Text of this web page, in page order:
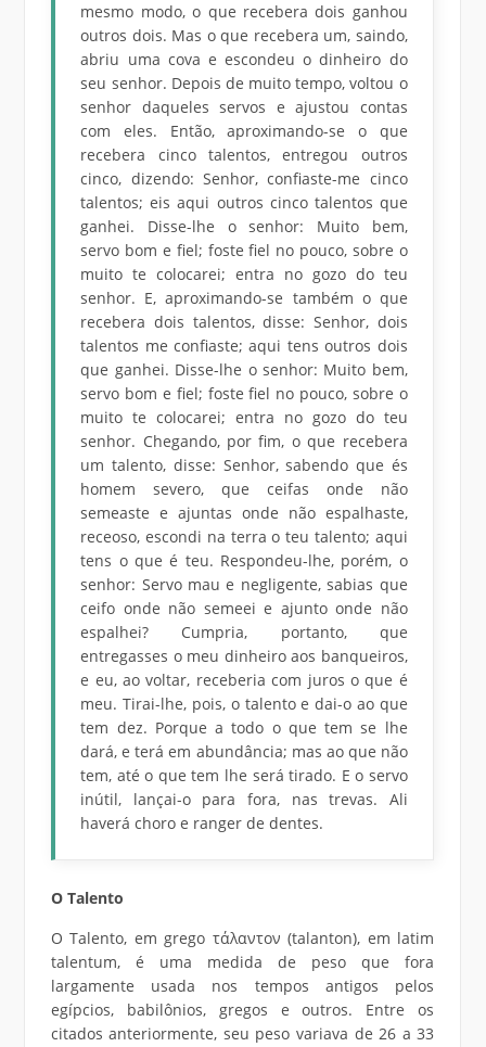
mesmo modo, o que recebera dois ganhou
outros dois. Mas o que recebera um, saindo,
abriu uma cova e escondeu o dinheiro do
seu senhor. Depois de muito tempo, voltou o
senhor daqueles servos e ajustou contas
com eles. Então, aproximando-se o que
recebera cinco talentos, entregou outros
cinco, dizendo: Senhor, confiaste-me cinco
talentos; eis aqui outros cinco talentos que
ganhei. Disse-lhe o senhor: Muito bem,
servo bom e fiel; foste fiel no pouco, sobre o
muito te colocarei; entra no gozo do teu
senhor. E, aproximando-se também o que
recebera dois talentos, disse: Senhor, dois
talentos me confiaste; aqui tens outros dois
que ganhei. Disse-lhe o senhor: Muito bem,
servo bom e fiel; foste fiel no pouco, sobre o
muito te colocarei; entra no gozo do teu
senhor. Chegando, por fim, o que recebera
um talento, disse: Senhor, sabendo que és
homem severo, que ceifas onde não
semeaste e ajuntas onde não espalhaste,
receoso, escondi na terra o teu talento; aqui
tens o que é teu. Respondeu-lhe, porém, o
senhor: Servo mau e negligente, sabias que
ceifo onde não semeei e ajunto onde não
espalhei? Cumpria, portanto, que
entregasses o meu dinheiro aos banqueiros,
e eu, ao voltar, receberia com juros o que é
meu. Tirai-lhe, pois, o talento e dai-o ao que
tem dez. Porque a todo o que tem se lhe
dará, e terá em abundância; mas ao que não
tem, até o que tem lhe será tirado. E o servo
inútil, lançai-o para fora, nas trevas. Ali
haverá choro e ranger de dentes.
O Talento
O Talento, em grego τάλαντον (talanton), em latim
talentum, é uma medida de peso que fora
largamente usada nos tempos antigos pelos
egípcios, babilônios, gregos e outros. Entre os
citados anteriormente, seu peso variava de 26 a 33